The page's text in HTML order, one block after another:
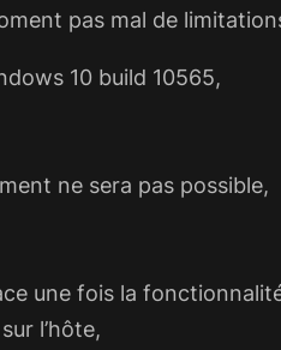
pas mal de
10 build 10565,
ne sera pas possible,
une fois la
l’hôte,